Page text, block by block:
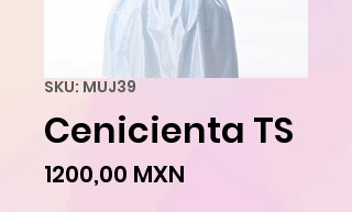
SKU: MUJ39
Cenicienta TS
1200,00 MXN